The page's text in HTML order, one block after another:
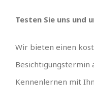
Testen Sie uns und
Wir bieten einen
Besichtigungstermin
Kennenlernen mit